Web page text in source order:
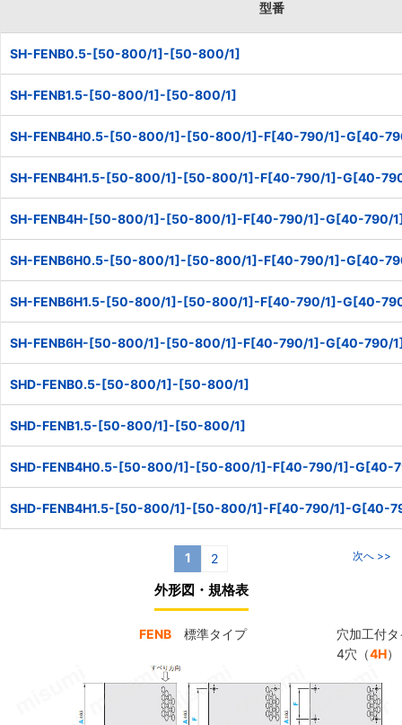
■ご留意事項
洗浄を行うことで、防錆を目的とした油分も一緒に除去されるた
め、未洗浄品に比べ錆びやすくなる場合があります。
適用場所や保管環境には十分ご注意くださいますようお願いいたし
板です。
型番
SH-FENB0.5-[50-800/1]-[50-800/1]
SH-FENB1.5-[50-800/1]-[50-800/1]
SH-FENB4H0.5-[50-800/1]-[50-800/1]-F[40-790/1]-G[40-
SH-FENB4H1.5-[50-800/1]-[50-800/1]-F[40-790/1]-G[40-
SH-FENB4H-[50-800/1]-[50-800/1]-F[40-790/1]-G[40-790/
SH-FENB6H0.5-[50-800/1]-[50-800/1]-F[40-790/1]-G[40-
SH-FENB6H1.5-[50-800/1]-[50-800/1]-F[40-790/1]-G[40-
SH-FENB6H-[50-800/1]-[50-800/1]-F[40-790/1]-G[40-790/
SHD-FENB0.5-[50-800/1]-[50-800/1]
SHD-FENB1.5-[50-800/1]-[50-800/1]
SHD-FENB4H0.5-[50-800/1]-[50-800/1]-F[40-790/1]-G[40-
SHD-FENB4H1.5-[50-800/1]-[50-800/1]-F[40-790/1]-G[40-
1 2 次へ >>
外形図・規格表
FENB 標準タイプ
穴加工付
4穴（4H）